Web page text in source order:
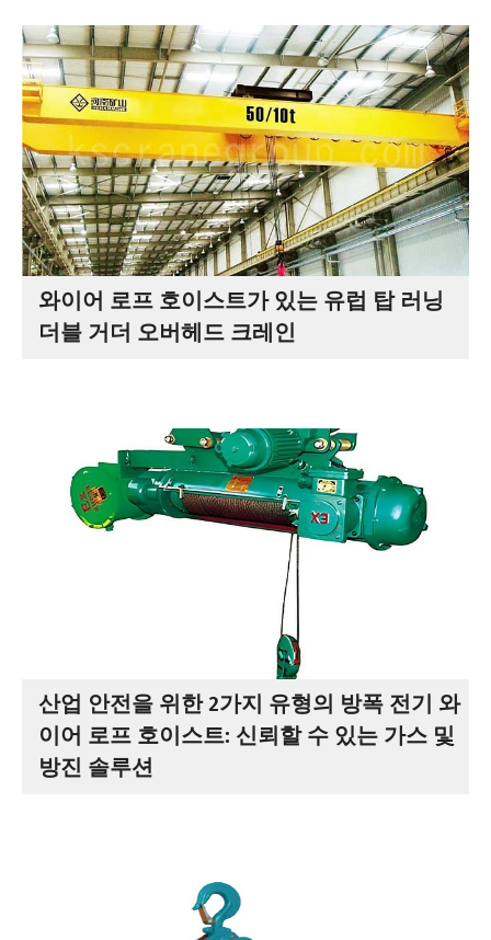
와이어 로프 호이스트가 있는 유럽 탑 러닝
더블 거더 오버헤드 크레인
산업 안전을 위한 2가지 유형의 방폭 전기 와
이어 로프 호이스트: 신뢰할 수 있는 가스 및
방진 솔루션